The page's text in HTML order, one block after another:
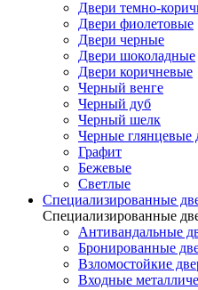
Двери темно-
Двери фиолетовые
Двери черные
Двери шоколадные
Двери коричневые
Черный венге
Черный дуб
Черный шелк
Черные глянцевые
Графит
Бежевые
Светлые
Специализированные
Специализированные
Антивандальные
Бронированные
Взломостойкие
Входные